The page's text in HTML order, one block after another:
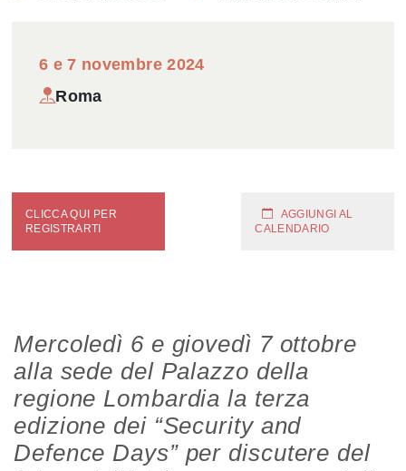
6 e 7 novembre 2024
Roma
CLICCA QUI PER
REGISTRARTI
AGGIUNGI AL
CALENDARIO
Mercoledì 6 e giovedì 7 ottobre
alla sede del Palazzo della
regione Lombardia la terza
edizione dei “Security and
Defence Days” per discutere del